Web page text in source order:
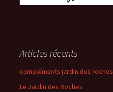
Articles récents
compléments jardin des roches
Le Jardin des Roches